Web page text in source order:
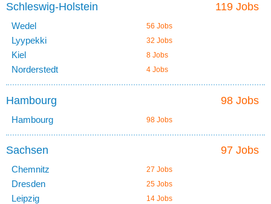
119 Jobs
Schleswig-Holstein
Wedel 56 Jobs
Lyypekki 32 Jobs
Kiel 8 Jobs
Norderstedt 4 Jobs
98 Jobs
Hambourg
Hambourg 98 Jobs
97 Jobs
Sachsen
Chemnitz 27 Jobs
Dresden 25 Jobs
Leipzig 14 Jobs